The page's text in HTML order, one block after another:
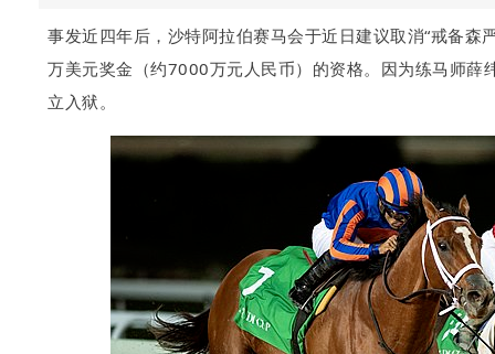
事发近四年后，沙特阿拉伯赛马会于近日建议取消“戒备
万美元奖金（约7000万元人民币）的资格。因为练马师薛
立入狱。